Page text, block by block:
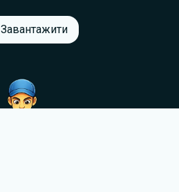
Завантажити